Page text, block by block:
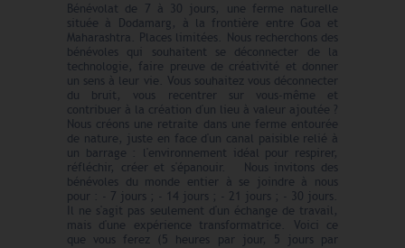
Bénévolat de 7 à 30 jours, une ferme naturelle
située à Dodamarg, à la frontière entre Goa et
Maharashtra. Places limitées. Nous recherchons des
bénévoles qui souhaitent se déconnecter de la
technologie, faire preuve de créativité et donner
un sens à leur vie. Vous souhaitez vous déconnecter
du bruit, vous recentrer sur vous-même et
contribuer à la création d'un lieu à valeur ajoutée ?
Nous créons une retraite dans une ferme entourée
de nature, juste en face d'un canal paisible relié à
un barrage : l'environnement idéal pour respirer,
réfléchir, créer et s'épanouir. Nous invitons des
bénévoles du monde entier à se joindre à nous
pour : - 7 jours ; - 14 jours ; - 21 jours ; - 30 jours.
Il ne s'agit pas seulement d'un échange de travail,
mais d'une expérience transformatrice. Voici ce
que vous ferez (5 heures par jour, 5 jours par